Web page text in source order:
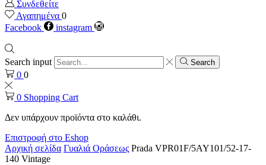
Συνδεθείτε
Αγαπημένα 0
Facebook
instagram
Search input Search
0 0
0 Shopping Cart
Δεν υπάρχουν προϊόντα στο καλάθι.
Επιστροφή στο Eshop
Αρχική σελίδα Γυαλιά Οράσεως Prada VPR01F/5AY101/52-17-
140 Vintage